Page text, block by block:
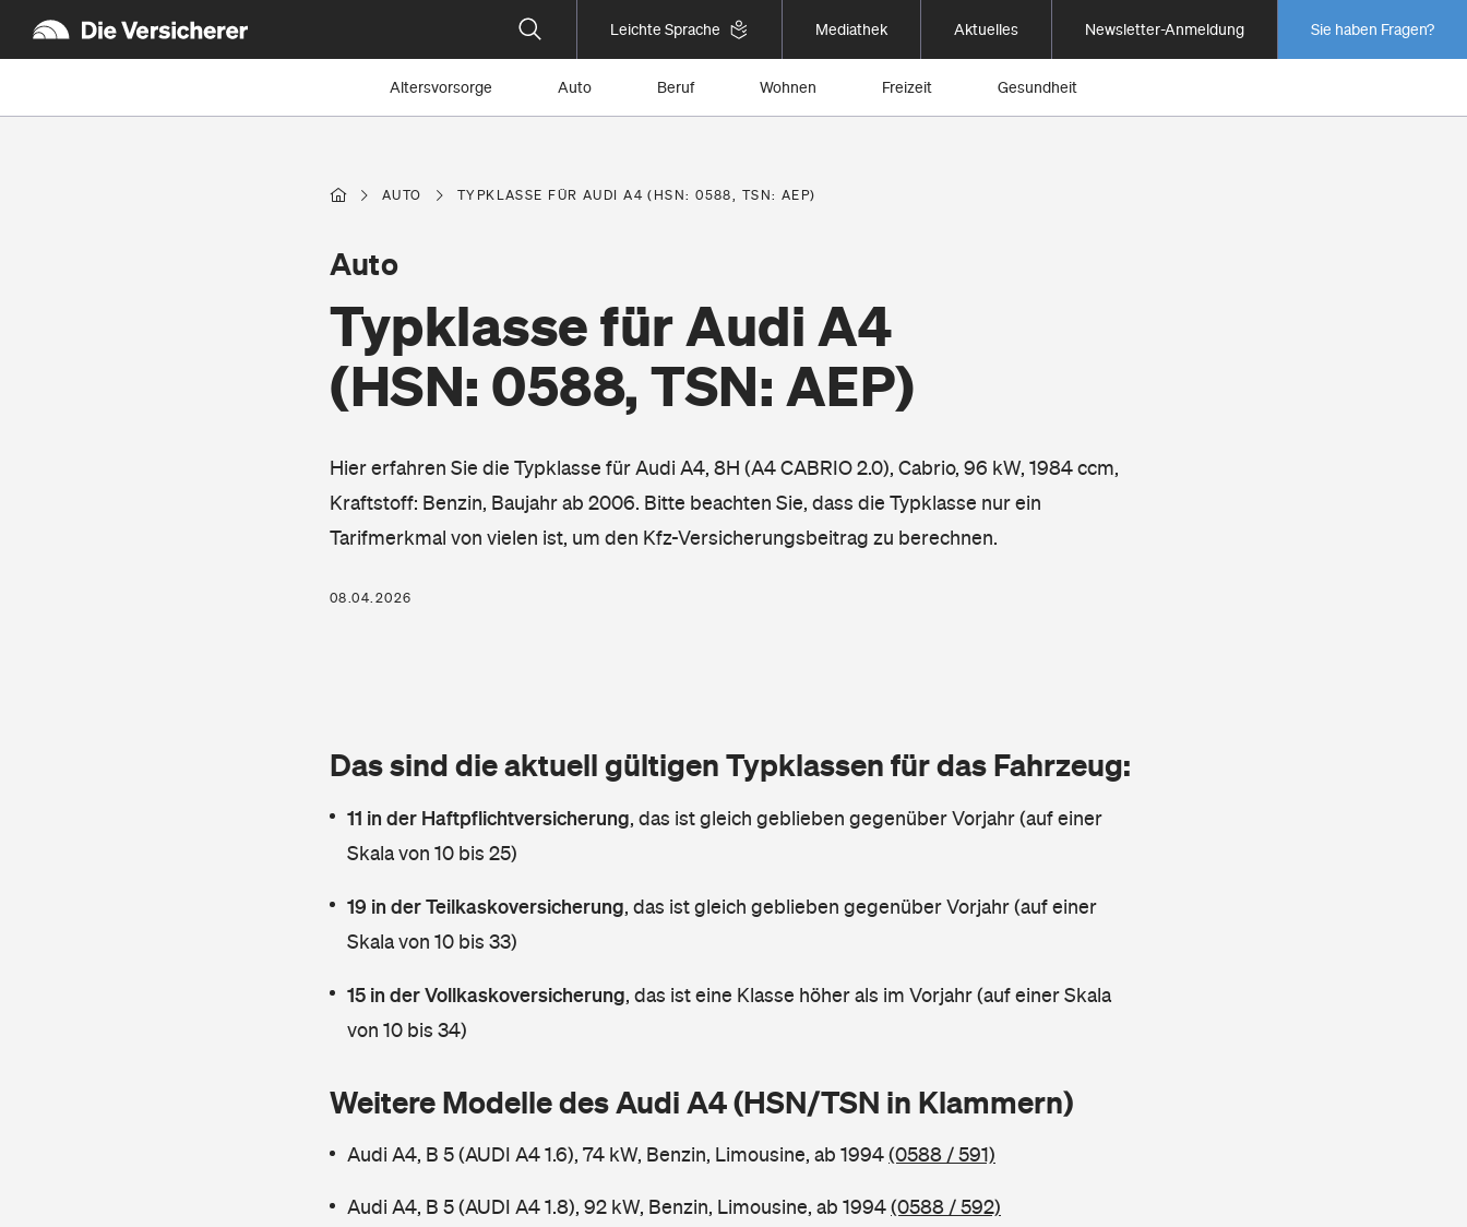
Leichte Sprache Mediathek Aktuelles Newsletter-Anmeldung Sie haben Fragen?
Altersvorsorge Auto Beruf Wohnen Freizeit Gesundheit
AUTO TYPKLASSE FÜR AUDI A4 (HSN: 0588, TSN: AEP)
Typklasse für Audi A4
(HSN: 0588, TSN: AEP)
Auto
Hier erfahren Sie die Typklasse für Audi A4, 8H (A4 CABRIO 2.0), Cabrio, 96 kW, 1984 ccm,
Kraftstoff: Benzin, Baujahr ab 2006. Bitte beachten Sie, dass die Typklasse nur ein
Tarifmerkmal von vielen ist, um den Kfz-Versicherungsbeitrag zu berechnen.
08.04.2026
Das sind die aktuell gültigen Typklassen für das Fahrzeug:
11 in der Haftpflichtversicherung, das ist gleich geblieben gegenüber Vorjahr (auf einer
Skala von 10 bis 25)
19 in der Teilkaskoversicherung, das ist gleich geblieben gegenüber Vorjahr (auf einer
Skala von 10 bis 33)
15 in der Vollkaskoversicherung, das ist eine Klasse höher als im Vorjahr (auf einer Skala
von 10 bis 34)
Weitere Modelle des Audi A4 (HSN/TSN in Klammern)
Audi A4, B 5 (AUDI A4 1.6), 74 kW, Benzin, Limousine, ab 1994(0588 / 591)
Audi A4, B 5 (AUDI A4 1.8), 92 kW, Benzin, Limousine, ab 1994(0588 / 592)